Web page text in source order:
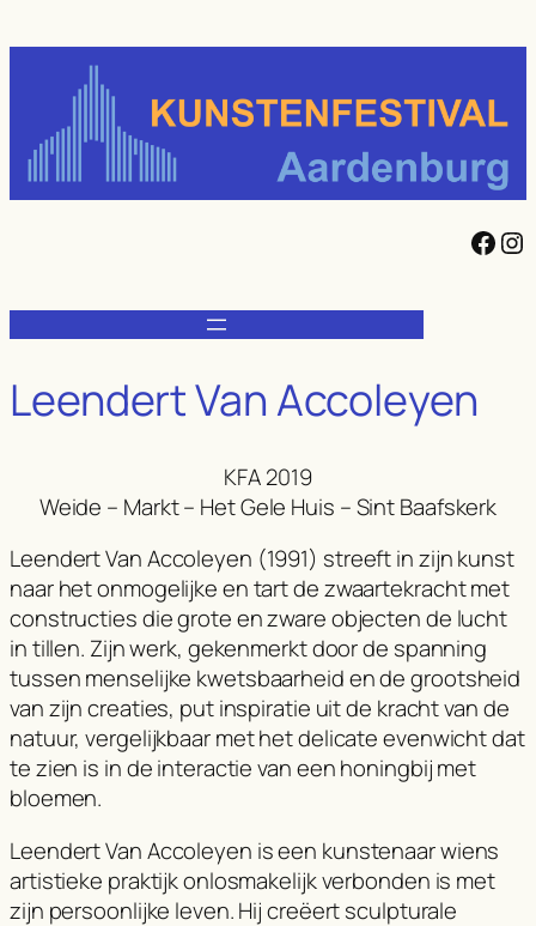
naar
Facebook Instagram
Leendert Van Accoleyen
KFA 2019
Weide – Markt – Het Gele Huis – Sint Baafskerk
Leendert Van Accoleyen (1991) streeft in zijn kunst
naar het onmogelijke en tart de zwaartekracht met
constructies die grote en zware objecten de lucht
in tillen. Zijn werk, gekenmerkt door de spanning
tussen menselijke kwetsbaarheid en de grootsheid
van zijn creaties, put inspiratie uit de kracht van de
natuur, vergelijkbaar met het delicate evenwicht dat
te zien is in de interactie van een honingbij met
bloemen.
Leendert Van Accoleyen is een kunstenaar wiens
artistieke praktijk onlosmakelijk verbonden is met
zijn persoonlijke leven. Hij creëert sculpturale